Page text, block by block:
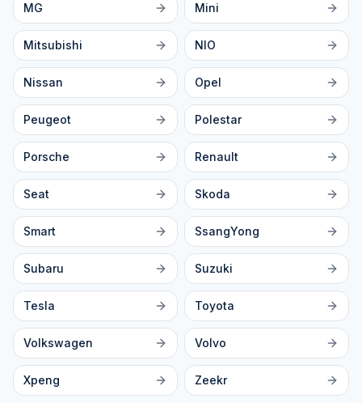
MG Mini
Mitsubishi NIO
Nissan Opel
Peugeot Polestar
Porsche Renault
Seat Skoda
Smart SsangYong
Subaru Suzuki
Tesla Toyota
Volkswagen Volvo
Xpeng Zeekr